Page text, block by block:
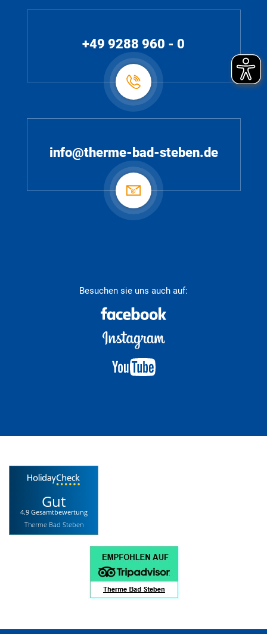
+49 9288 960 - 0
info@therme-bad-steben.de
Besuchen sie uns auch auf:
Gut
4.9 Gesamtbewertung
Therme Bad Steben